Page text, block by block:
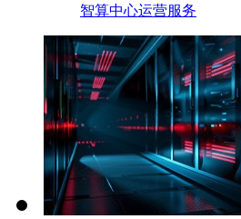
智算中心运营服务